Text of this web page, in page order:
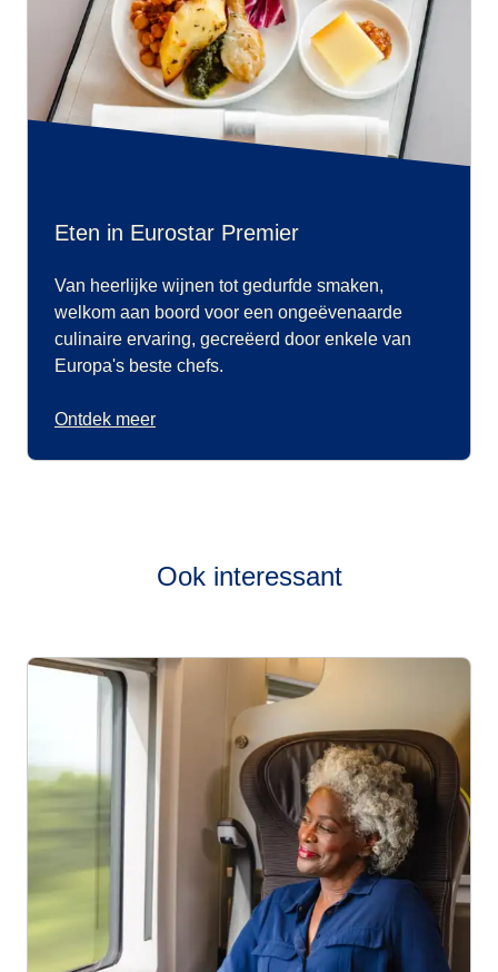
Eten in Eurostar Premier
Van heerlijke wijnen tot gedurfde smaken,
welkom aan boord voor een ongeëvenaarde
culinaire ervaring, gecreëerd door enkele van
Europa's beste chefs.
Ontdek meer
Ook interessant